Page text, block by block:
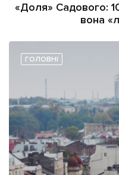
«Доля» Садового:
вона
ГОЛОВНІ